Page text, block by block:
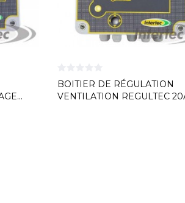
BOITIER DE RÉGULATION
VENTILATION REGULTEC